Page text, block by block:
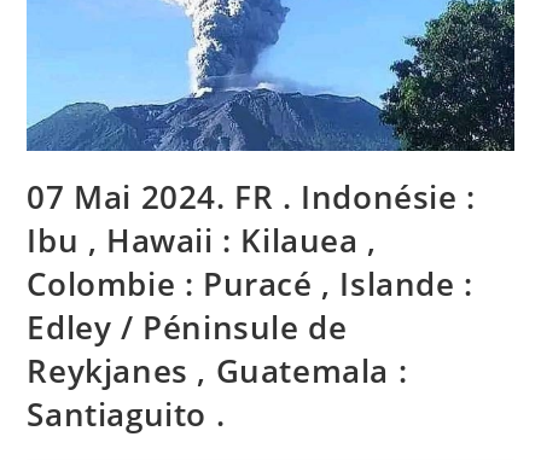
07 Mai 2024. FR . Indonésie :
Ibu , Hawaii : Kilauea ,
Colombie : Puracé , Islande :
Edley / Péninsule de
Reykjanes , Guatemala :
Santiaguito .